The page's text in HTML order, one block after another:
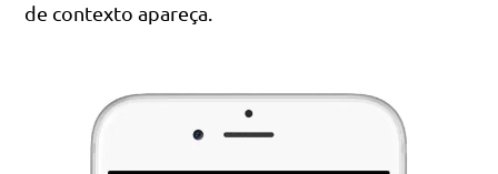
de contexto apareça.